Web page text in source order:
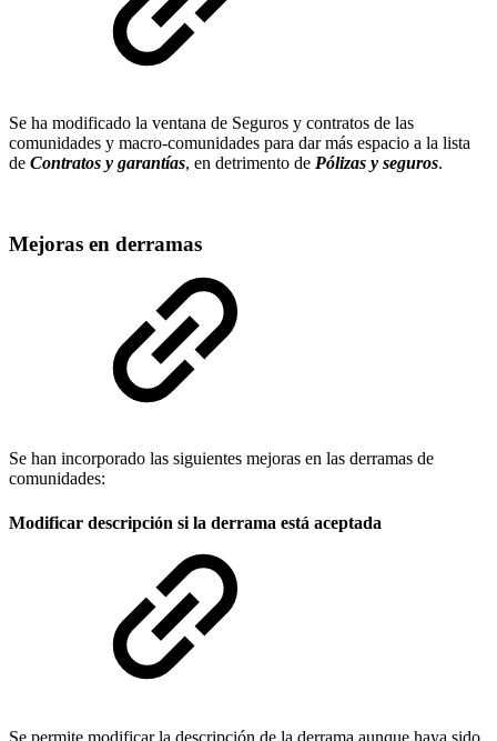
Se ha modificado la ventana de Seguros y contratos de las
comunidades y macro-comunidades para dar más espacio a la lista
de Contratos y garantías, en detrimento de Pólizas y seguros.
Mejoras en derramas
Se han incorporado las siguientes mejoras en las derramas de
comunidades:
Modificar descripción si la derrama está aceptada
Se permite modificar la descripción de la derrama aunque haya sido